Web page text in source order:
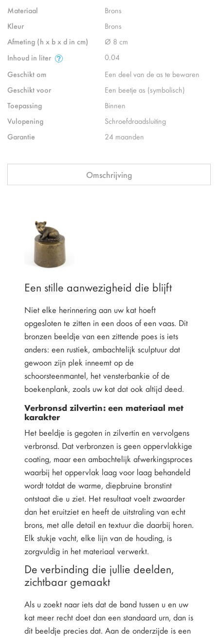
Materiaal
Brons
Kleur
Brons
Afmeting (h x b x d in cm)
Ø 8 cm
Inhoud in liter
0.04
Geschikt om
Een deel van de as te bewaren
Geschikt voor
Een beetje as (symbolisch)
Toepassing
Binnen
Vulopening
Schroefdraadsluiting
Garantie
24 maanden
Omschrijving
Een stille aanwezigheid die blijft
Niet elke herinnering aan uw kat hoeft
opgesloten te zitten in een doos of een vaas. Dit
bronzen beeldje van een zittende poes is iets
anders: een rustiek, ambachtelijk sculptuur dat
gewoon zijn plek inneemt op de
schoorsteenmantel, het vensterbankie of de
boekenplank, zoals uw kat dat ook altijd deed.
Verbronsd zilvertin: een materiaal met
karakter
Het beeldje is gegoten in zilvertin en vervolgens
verbronsd. Dat verbronzen is geen oppervlakkige
coating, maar een ambachtelijk afwerkingsproces
waarbij het oppervlak laag voor laag behandeld
wordt totdat de warme, diepbruine bronstint
ontstaat die u ziet. Het resultaat voelt zwaarder
dan het eruitziet en heeft de uitstraling van echt
brons, met alle detail en textuur die daarbij horen.
Elk stukje vacht, elke lijn van de houding, is
zorgvuldig in het materiaal verwerkt.
De verbinding die jullie deelden,
zichtbaar gemaakt
Als u zoekt naar iets dat de band tussen u en uw
kat meer recht doet dan een standaard urn, dan is
dit beeldje precies dat. Aan de onderzijde is een